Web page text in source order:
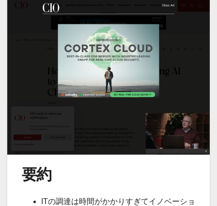
要約
ITの調達は時間がかかりすぎてイノベーショ